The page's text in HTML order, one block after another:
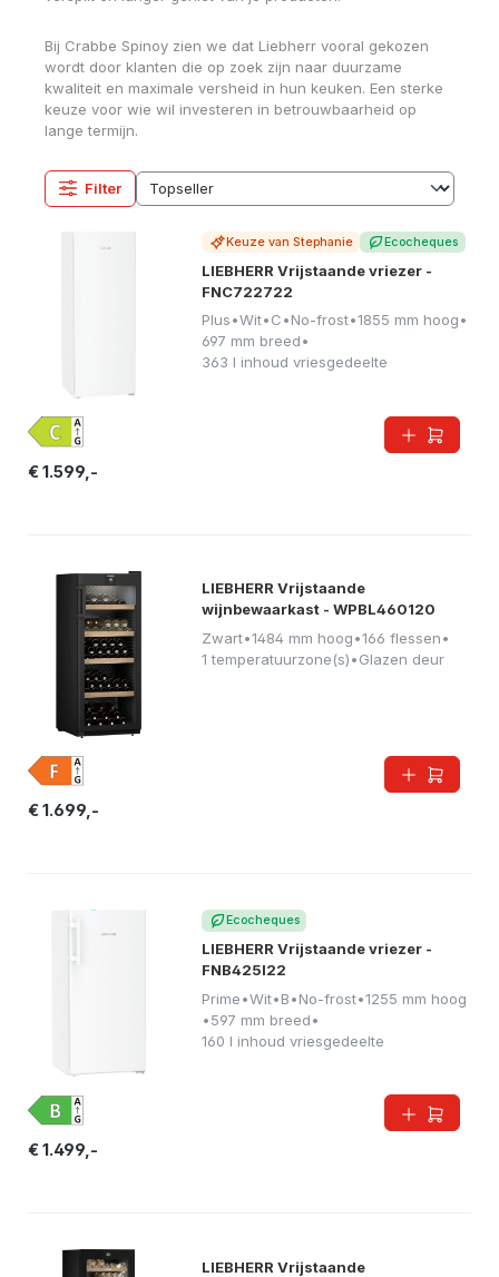
Bij Crabbe Spinoy zien we dat Liebherr vooral gekozen
wordt door klanten die op zoek zijn naar duurzame
kwaliteit en maximale versheid in hun keuken. Een sterke
keuze voor wie wil investeren in betrouwbaarheid op
lange termijn.
Filter
Keuze van Stephanie Ecocheques
LIEBHERR Vrijstaande vriezer -
FNC722722
Plus•Wit•C•No-frost•1855 mm hoog•
697 mm breed•
363 l inhoud vriesgedeelte
€ 1.599,-
LIEBHERR Vrijstaande
wijnbewaarkast - WPBL460120
Zwart•1484 mm hoog•166 flessen•
1 temperatuurzone(s)•Glazen deur
€ 1.699,-
Ecocheques
LIEBHERR Vrijstaande vriezer -
FNB425I22
Prime•Wit•B•No-frost•1255 mm hoog
•597 mm breed•
160 l inhoud vriesgedeelte
€ 1.499,-
LIEBHERR Vrijstaande